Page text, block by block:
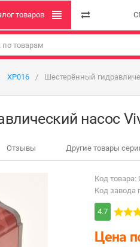
товаров
XP016 Шестерённый
насос
Отзывы Другие товары
Код товара:
Код завода
4.7
Цена